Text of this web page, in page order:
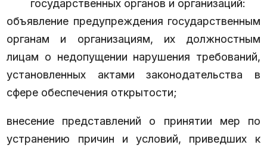
государственных органов и организаций:
объявление предупреждения государственным
органам и организациям, их должностным
лицам о недопущении нарушения требований,
установленных актами законодательства в
сфере обеспечения открытости;
внесение представлений о принятии мер по
устранению причин и условий, приведших к